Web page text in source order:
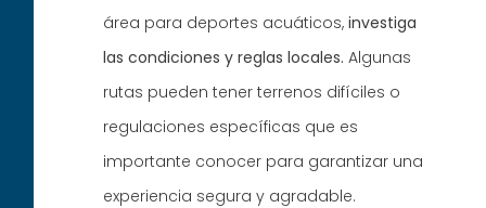
área para deportes acuáticos,investiga
las condiciones y reglas locales. Algunas
rutas pueden tener terrenos difíciles o
regulaciones específicas que es
importante conocer para garantizar una
experiencia segura y agradable.